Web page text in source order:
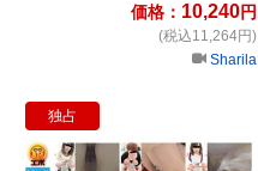
価格： 10,240円
(税込11,264円)
Sharila
独占